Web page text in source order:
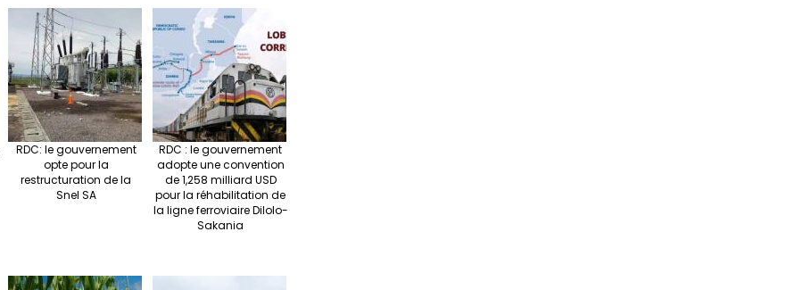
RDC: le gouvernement
opte pour la
restructuration de la
Snel SA
RDC : le gouvernement
adopte une convention
de 1,258 milliard USD
pour la réhabilitation de
la ligne ferroviaire Dilolo-
Sakania